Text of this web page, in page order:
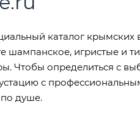
каталог крымских
шампанское, игристые и
Чтобы определиться с
с
душе.